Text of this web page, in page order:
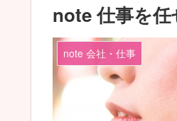
note 仕事を
note 会社・仕事